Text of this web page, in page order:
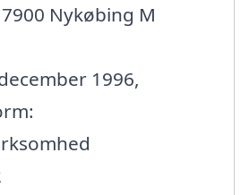
Nykøbing M
1996,